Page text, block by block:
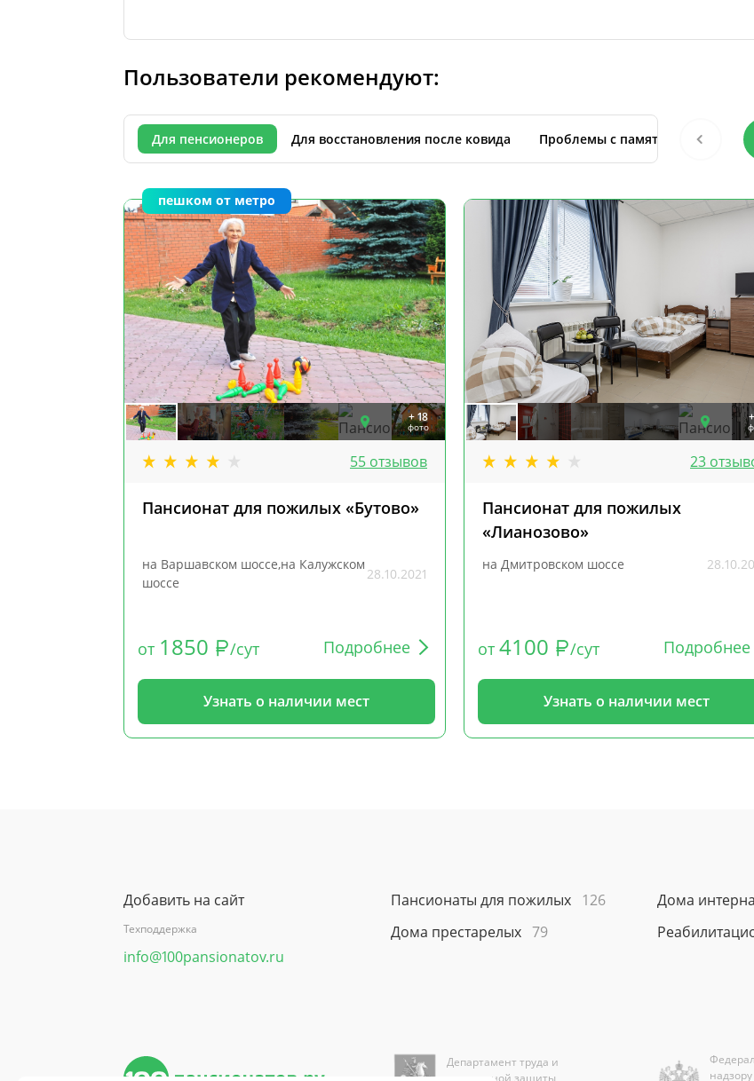
Пользователи рекомендуют:
Для пенсионеров Для восстановления после ковида Проблемы с памятью С
пешком от метро
+ 18
фото
55 отзывов
Пансионат для пожилых «Бутово»
на Варшавском шоссе,на Калужском
шоссе
28.10.2021
от 1850 /сут Подробнее
Узнать о наличии мест
23
Пансионат для пожилых
«Лианозово»
на Дмитровском шоссе
от 4100 /сут Подробнее
Узнать о наличии мест
Добавить на сайт
Техподдержка
info@100pansionatov.ru
Пансионаты для пожилых 126
Дома престарелых 79
Дома
Департамент труда и